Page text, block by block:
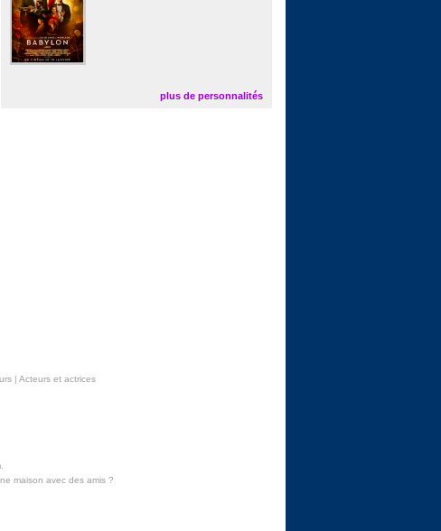
plus de personnalités
| Acteurs et actrices
maison avec des amis?